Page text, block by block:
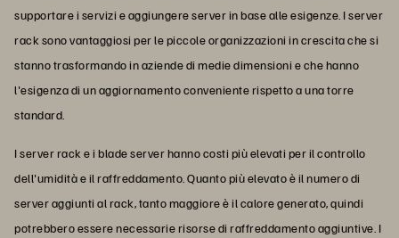
supportare i servizi e aggiungere server in base alle esigenze. I server
rack sono vantaggiosi per le piccole organizzazioni in crescita che si
stanno trasformando in aziende di medie dimensioni e che hanno
l'esigenza di un aggiornamento conveniente rispetto a una torre
standard.
I server rack e i blade server hanno costi più elevati per il controllo
dell'umidità e il raffreddamento. Quanto più elevato è il numero di
server aggiunti al rack, tanto maggiore è il calore generato, quindi
potrebbero essere necessarie risorse di raffreddamento aggiuntive. I